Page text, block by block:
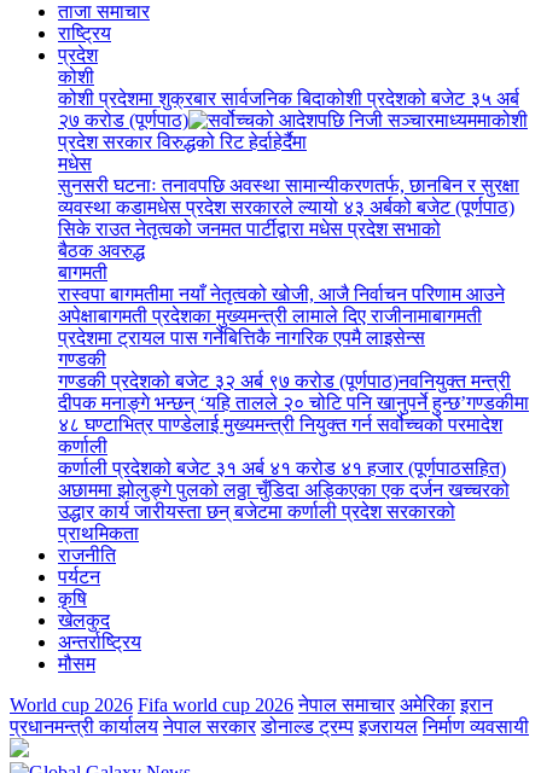
ताजा समाचार
राष्ट्रिय
प्रदेश
कोशी
कोशी प्रदेशमा शुक्रबार सार्वजनिक बिदाकोशी प्रदेशको बजेट ३५ अर्ब
२७ करोड (पूर्णपाठ)
कोशी
प्रदेश सरकार विरुद्धको रिट हेर्दाहेर्दैमा
मधेस
सुनसरी घटनाः तनावपछि अवस्था सामान्यीकरणतर्फ, छानबिन र सुरक्षा
व्यवस्था कडामधेस प्रदेश सरकारले ल्यायो ४३ अर्बको बजेट (पूर्णपाठ)
सिके राउत नेतृत्वको जनमत पार्टीद्वारा मधेस प्रदेश सभाको
बैठक अवरुद्ध
बागमती
रास्वपा बागमतीमा नयाँ नेतृत्वको खोजी, आजै निर्वाचन परिणाम आउने
अपेक्षाबागमती प्रदेशका मुख्यमन्त्री लामाले दिए राजीनामाबागमती
प्रदेशमा ट्रायल पास गर्नेबित्तिकै नागरिक एपमै लाइसेन्स
गण्डकी
गण्डकी प्रदेशको बजेट ३२ अर्ब ९७ करोड (पूर्णपाठ)नवनियुक्त मन्त्री
दीपक मनाङ्गे भन्छन् ‘यहि तालले २० चोटि पनि खानुपर्ने हुन्छ’गण्डकीमा
४८ घण्टाभित्र पाण्डेलाई मुख्यमन्त्री नियुक्त गर्न सर्वोच्चको परमादेश
कर्णाली
कर्णाली प्रदेशको बजेट ३१ अर्ब ४१ करोड ४१ हजार (पूर्णपाठसहित)
अछाममा झोलुङ्गे पुलको लठ्ठा चुँडिदा अड्किएका एक दर्जन खच्चरको
उद्धार कार्य जारीयस्ता छन् बजेटमा कर्णाली प्रदेश सरकारको
प्राथमिकता
राजनीति
पर्यटन
कृषि
खेलकुद
अन्तर्राष्ट्रिय
मौसम
World cup 2026 Fifa world cup 2026 नेपाल समाचार अमेरिका इरान
प्रधानमन्त्री कार्यालय नेपाल सरकार डोनाल्ड ट्रम्प इजरायल निर्माण व्यवसायी